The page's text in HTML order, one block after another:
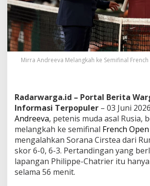
Mirra Andreeva Melangkah ke Semifinal
Radarwarga.id – Portal Berita
Informasi Terpopuler – 03 Juni
Andreeva, petenis muda asal Rusia,
melangkah ke semifinal French
mengalahkan Sorana Cirstea dari
skor 6-0, 6-3. Pertandingan yang
lapangan Philippe-Chatrier itu
selama 56 menit.